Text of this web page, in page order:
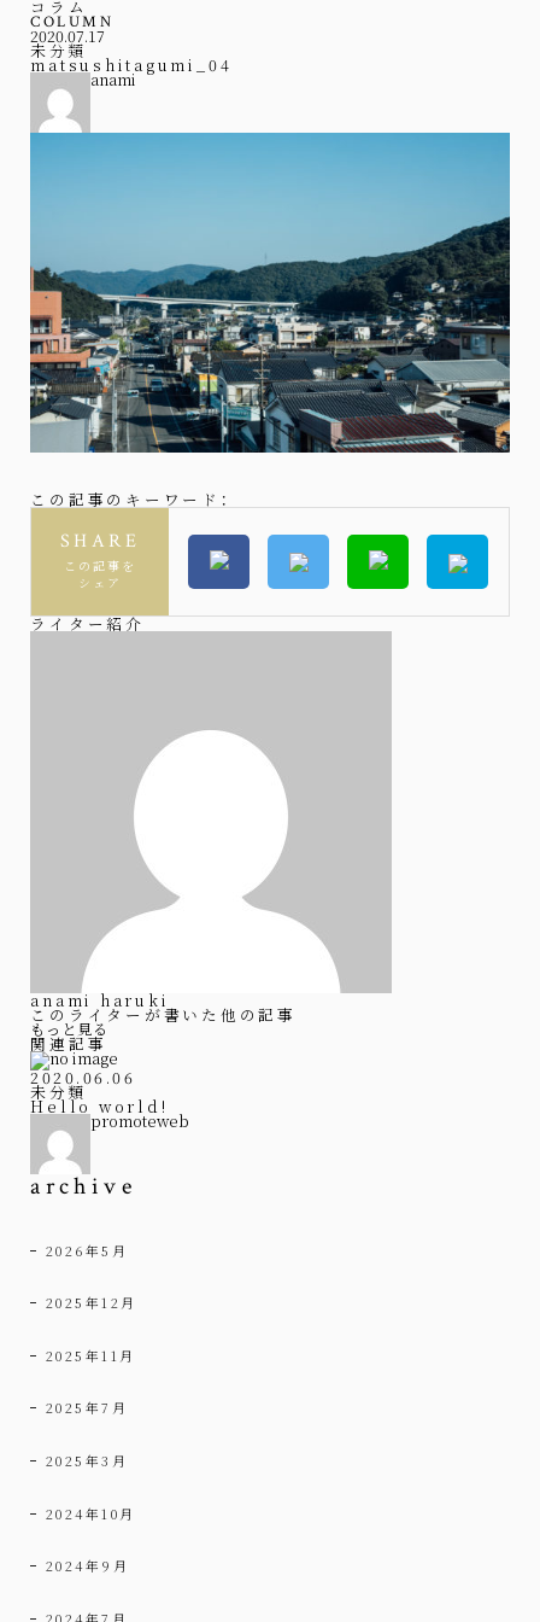
コラム
COLUMN
2020.07.17
未分類
matsushitagumi_04
anami
この記事のキーワード：
SHARE
この記事を
シェア
ライター紹介
anami haruki
このライターが書いた他の記事
もっと見る
関連記事
2020.06.06
未分類
Hello world!
promoteweb
archive
2026年5月
2025年12月
2025年11月
2025年7月
2025年3月
2024年10月
2024年9月
2024年7月